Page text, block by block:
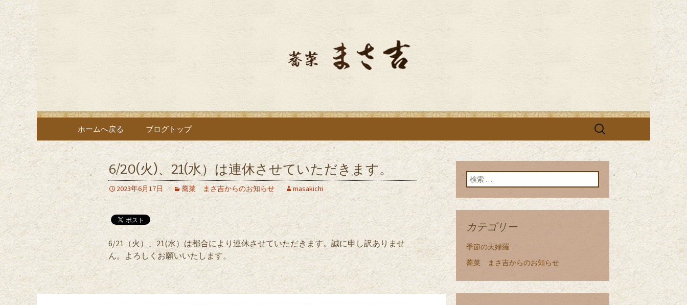
掛川にある、そば屋「蕎菜 まさ吉」の
コンテンツへ移動
ホームへ戻る ブログトップ
検
6/20(火)、21(水）は連休させていただきます。
2023年6月17日 蕎菜 まさ吉からのお知らせ masakichi
6/21（火）、21(水）は都合により連休させていただきます。誠に申し訳ありませ
ん。よろしくお願いいたします。
検索:
カテゴリー
季節の天婦羅
蕎菜 まさ吉からのお知らせ